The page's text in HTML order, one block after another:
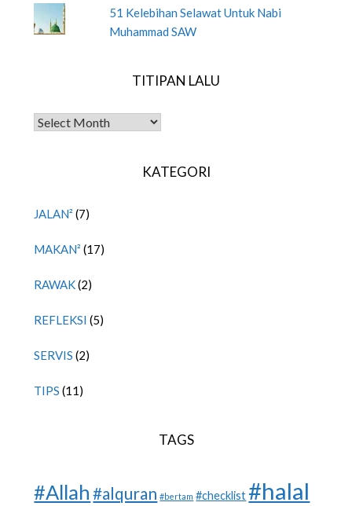
51 Kelebihan Selawat Untuk Nabi
Muhammad SAW
TITIPAN LALU
TITIPAN LALU
KATEGORI
JALAN² (7)
MAKAN² (17)
RAWAK(2)
REFLEKSI (5)
SERVIS (2)
TIPS (11)
TAGS
#Allah #alquran #bertam #checklist #halal